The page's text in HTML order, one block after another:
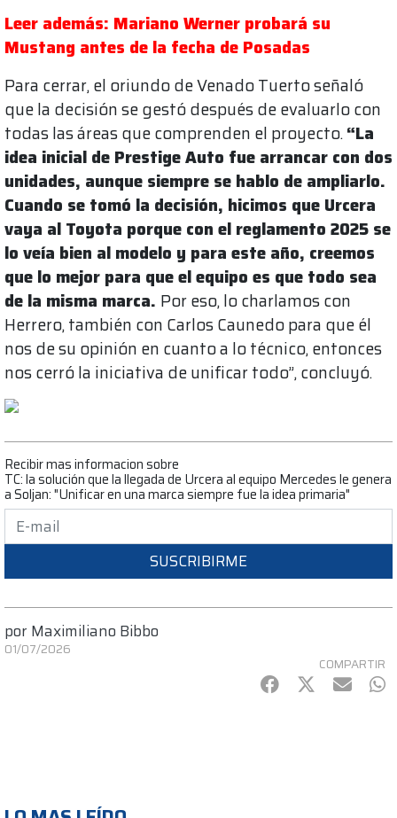
Leer además: Mariano Werner probará su
Mustang antes de la fecha de Posadas
Para cerrar, el oriundo de Venado Tuerto señaló
que la decisión se gestó después de evaluarlo con
todas las áreas que comprenden el proyecto.“La
idea inicial de Prestige Auto fue arrancar con dos
unidades, aunque siempre se hablo de ampliarlo.
Cuando se tomó la decisión, hicimos que Urcera
vaya al Toyota porque con el reglamento 2025 se
lo veía bien al modelo y para este año, creemos
que lo mejor para que el equipo es que todo sea
de la misma marca. Por eso, lo charlamos con
Herrero, también con Carlos Caunedo para que él
nos de su opinión en cuanto a lo técnico, entonces
nos cerró la iniciativa de unificar todo”, concluyó.
Recibir mas informacion sobre
TC: la solución que la llegada de Urcera al equipo Mercedes le genera
a Soljan: "Unificar en una marca siempre fue la idea primaria"
SUSCRIBIRME
por Maximiliano Bibbo
01/07/2026
COMPARTIR
Facebook
Twitter
mail